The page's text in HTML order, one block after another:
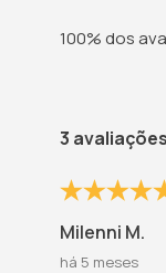
100% dos
3 avaliações
Milenni M.
há 5 meses